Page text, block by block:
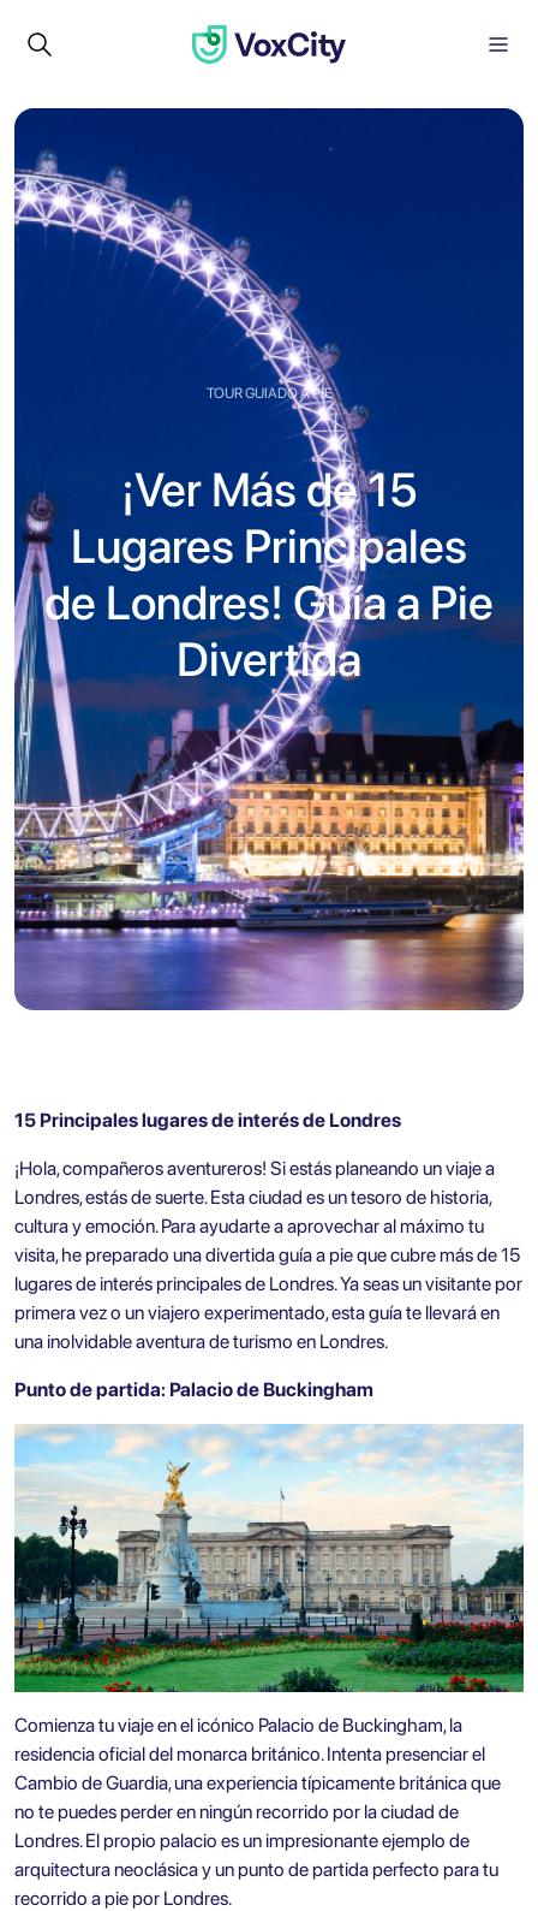
TOUR GUIADO A PIE
¡Ver Más de 15
Lugares Principales
de Londres! Guía a Pie
Divertida
15 Principales lugares de interés de Londres
¡Hola, compañeros aventureros! Si estás planeando un viaje a
Londres, estás de suerte. Esta ciudad es un tesoro de historia,
cultura y emoción. Para ayudarte a aprovechar al máximo tu
visita, he preparado una divertida guía a pie que cubre más de 15
lugares de interés principales de Londres. Ya seas un visitante por
primera vez o un viajero experimentado, esta guía te llevará en
una inolvidable aventura de turismo en Londres.
Punto de partida: Palacio de Buckingham
Comienza tu viaje en el icónico Palacio de Buckingham, la
residencia oficial del monarca británico. Intenta presenciar el
Cambio de Guardia, una experiencia típicamente británica que
no te puedes perder en ningún recorrido por la ciudad de
Londres. El propio palacio es un impresionante ejemplo de
arquitectura neoclásica y un punto de partida perfecto para tu
recorrido a pie por Londres.